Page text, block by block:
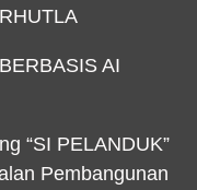
AI
“SI PELANDUK”
Pembangunan